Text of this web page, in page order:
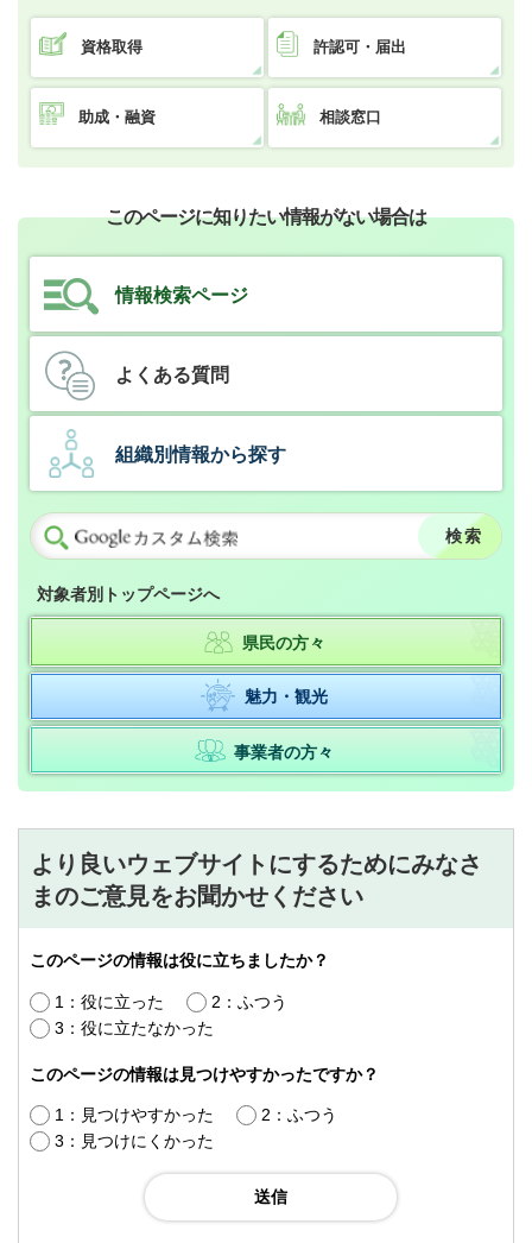
資格取得 許認可・届出
助成・融資 相談窓口
このページに知りたい情報がない場合は
情報検索ページ
よくある質問
組織別情報から探す
対象者別トップページへ
県民の方々
魅力・観光
事業者の方々
より良いウェブサイトにするためにみなさ
まのご意見をお聞かせください
このページの情報は役に立ちましたか？
1：役に立った
2：ふつう
3：役に立たなかった
このページの情報は見つけやすかったですか？
1：見つけやすかった
2：ふつう
3：見つけにくかった